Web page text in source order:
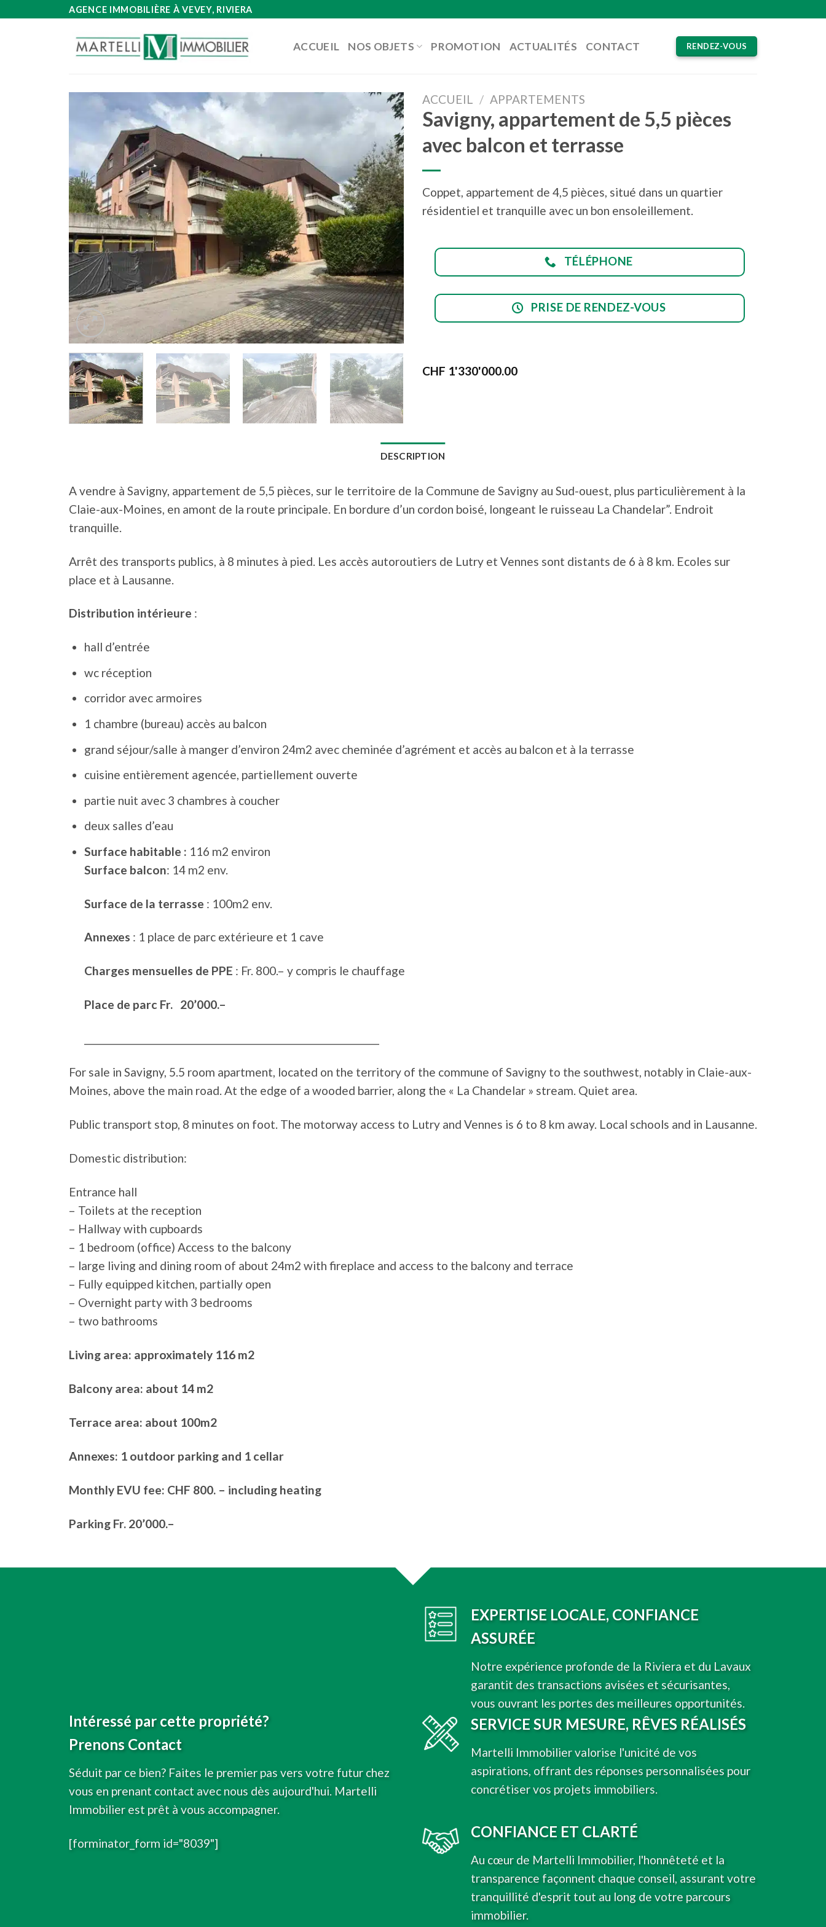
AGENCE IMMOBILIÈRE À VEVEY, RIVIERA
ACCUEIL NOS OBJETS PROMOTION ACTUALITÉS CONTACT RENDEZ-VOUS
ACCUEIL / APPARTEMENTS
Savigny, appartement de 5,5 pièces
avec balcon et terrasse
Coppet, appartement de 4,5 pièces, situé dans un quartier
résidentiel et tranquille avec un bon ensoleillement.
TÉLÉPHONE
PRISE DE RENDEZ-VOUS
CHF 1'330'000.00
DESCRIPTION
A vendre à Savigny, appartement de 5,5 pièces, sur le territoire de la Commune de Savigny au Sud-ouest, plus particulièrement à la
Claie-aux-Moines, en amont de la route principale. En bordure d’un cordon boisé, longeant le ruisseau La Chandelar”. Endroit
tranquille.
Arrêt des transports publics, à 8 minutes à pied. Les accès autoroutiers de Lutry et Vennes sont distants de 6 à 8 km. Ecoles sur
place et à Lausanne.
Distribution intérieure :
hall d’entrée
wc réception
corridor avec armoires
1 chambre (bureau) accès au balcon
grand séjour/salle à manger d’environ 24m2 avec cheminée d’agrément et accès au balcon et à la terrasse
cuisine entièrement agencée, partiellement ouverte
partie nuit avec 3 chambres à coucher
deux salles d’eau
Surface habitable : 116 m2 environ
Surface balcon: 14 m2 env.
Surface de la terrasse : 100m2 env.
Annexes : 1 place de parc extérieure et 1 cave
Charges mensuelles de PPE : Fr. 800.– y compris le chauffage
Place de parc Fr. 20’000.–
For sale in Savigny, 5.5 room apartment, located on the territory of the commune of Savigny to the southwest, notably in Claie-aux-
Moines, above the main road. At the edge of a wooded barrier, along the « La Chandelar » stream. Quiet area.
Public transport stop, 8 minutes on foot. The motorway access to Lutry and Vennes is 6 to 8 km away. Local schools and in Lausanne.
Domestic distribution:
Entrance hall
– Toilets at the reception
– Hallway with cupboards
– 1 bedroom (office) Access to the balcony
– large living and dining room of about 24m2 with fireplace and access to the balcony and terrace
– Fully equipped kitchen, partially open
– Overnight party with 3 bedrooms
– two bathrooms
Living area: approximately 116 m2
Balcony area: about 14 m2
Terrace area: about 100m2
Annexes: 1 outdoor parking and 1 cellar
Monthly EVU fee: CHF 800. – including heating
Parking Fr. 20’000.–
Intéressé par cette propriété?
Prenons Contact
Séduit par ce bien? Faites le premier pas vers votre futur chez
vous en prenant contact avec nous dès aujourd'hui. Martelli
Immobilier est prêt à vous accompagner.
[forminator_form id="8039"]
EXPERTISE LOCALE, CONFIANCE
ASSURÉE
Notre expérience profonde de la Riviera et du Lavaux
garantit des transactions avisées et sécurisantes,
vous ouvrant les portes des meilleures opportunités.
SERVICE SUR MESURE, RÊVES RÉALISÉS
Martelli Immobilier valorise l'unicité de vos
aspirations, offrant des réponses personnalisées pour
concrétiser vos projets immobiliers.
CONFIANCE ET CLARTÉ
Au cœur de Martelli Immobilier, l'honnêteté et la
transparence façonnent chaque conseil, assurant votre
tranquillité d'esprit tout au long de votre parcours
immobilier.